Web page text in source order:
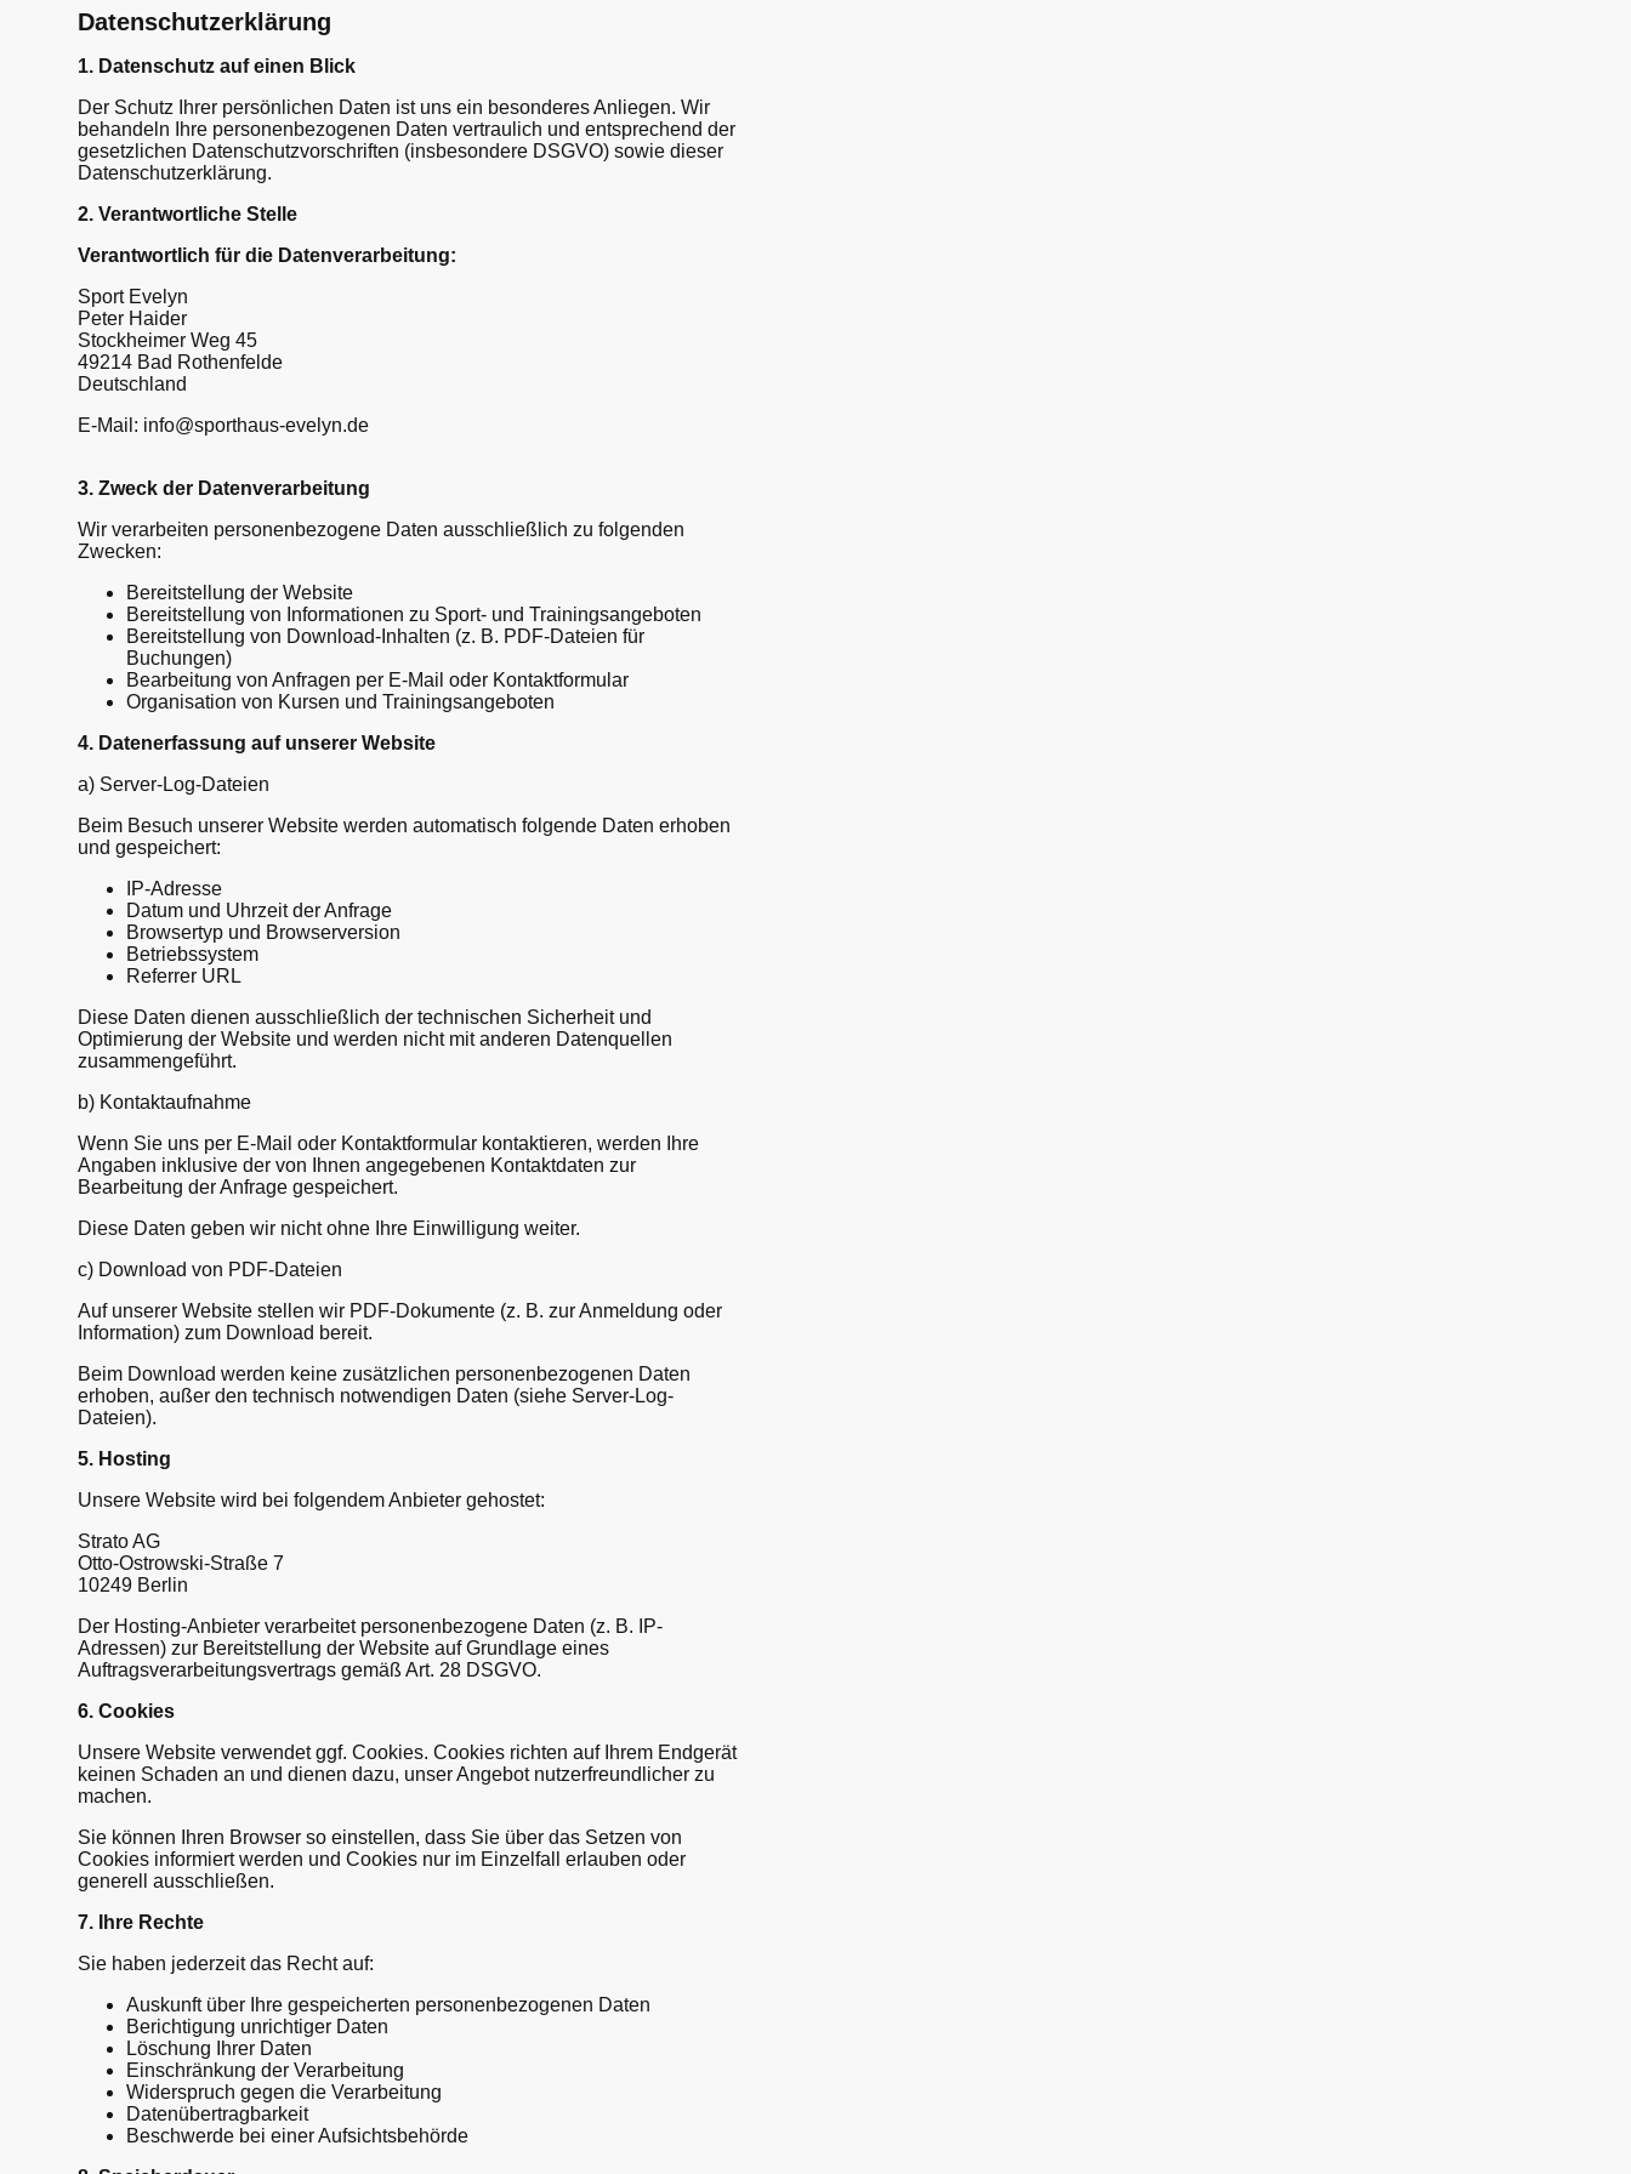
Datenschutzerklärung
1. Datenschutz auf einen Blick
Der Schutz Ihrer persönlichen Daten ist uns ein besonderes Anliegen. Wir
behandeln Ihre personenbezogenen Daten vertraulich und entsprechend der
gesetzlichen Datenschutzvorschriften (insbesondere DSGVO) sowie dieser
Datenschutzerklärung.
2. Verantwortliche Stelle
Verantwortlich für die Datenverarbeitung:
Sport Evelyn
Peter Haider
Stockheimer Weg 45
49214 Bad Rothenfelde
Deutschland
E-Mail: info@sporthaus-evelyn.de
3. Zweck der Datenverarbeitung
Wir verarbeiten personenbezogene Daten ausschließlich zu folgenden
Zwecken:
Bereitstellung der Website
Bereitstellung von Informationen zu Sport- und Trainingsangeboten
Bereitstellung von Download-Inhalten (z. B. PDF-Dateien für
Buchungen)
Bearbeitung von Anfragen per E-Mail oder Kontaktformular
Organisation von Kursen und Trainingsangeboten
4. Datenerfassung auf unserer Website
a) Server-Log-Dateien
Beim Besuch unserer Website werden automatisch folgende Daten erhoben
und gespeichert:
IP-Adresse
Datum und Uhrzeit der Anfrage
Browsertyp und Browserversion
Betriebssystem
Referrer URL
Diese Daten dienen ausschließlich der technischen Sicherheit und
Optimierung der Website und werden nicht mit anderen Datenquellen
zusammengeführt.
b) Kontaktaufnahme
Wenn Sie uns per E-Mail oder Kontaktformular kontaktieren, werden Ihre
Angaben inklusive der von Ihnen angegebenen Kontaktdaten zur
Bearbeitung der Anfrage gespeichert.
Diese Daten geben wir nicht ohne Ihre Einwilligung weiter.
c) Download von PDF-Dateien
Auf unserer Website stellen wir PDF-Dokumente (z. B. zur Anmeldung oder
Information) zum Download bereit.
Beim Download werden keine zusätzlichen personenbezogenen Daten
erhoben, außer den technisch notwendigen Daten (siehe Server-Log-
Dateien).
5. Hosting
Unsere Website wird bei folgendem Anbieter gehostet:
Strato AG
Otto-Ostrowski-Straße 7
10249 Berlin
Der Hosting-Anbieter verarbeitet personenbezogene Daten (z. B. IP-
Adressen) zur Bereitstellung der Website auf Grundlage eines
Auftragsverarbeitungsvertrags gemäß Art. 28 DSGVO.
6. Cookies
Unsere Website verwendet ggf. Cookies. Cookies richten auf Ihrem Endgerät
keinen Schaden an und dienen dazu, unser Angebot nutzerfreundlicher zu
machen.
Sie können Ihren Browser so einstellen, dass Sie über das Setzen von
Cookies informiert werden und Cookies nur im Einzelfall erlauben oder
generell ausschließen.
7. Ihre Rechte
Sie haben jederzeit das Recht auf:
Auskunft über Ihre gespeicherten personenbezogenen Daten
Berichtigung unrichtiger Daten
Löschung Ihrer Daten
Einschränkung der Verarbeitung
Widerspruch gegen die Verarbeitung
Datenübertragbarkeit
Beschwerde bei einer Aufsichtsbehörde